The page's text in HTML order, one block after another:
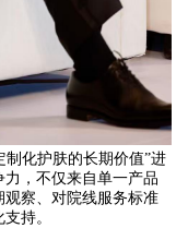
制化护肤的长期价值”进
，不仅来自单一产品
察、对院线服务标准
持。